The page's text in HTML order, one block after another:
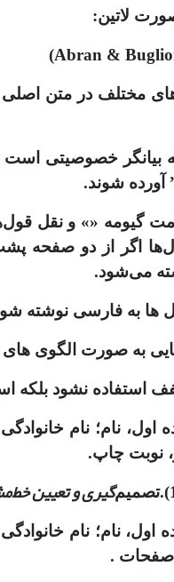
لاتین:
مختلف در متن اصلی
بیان­گر خصوصیتی
آورده شوند.
گیومه «» و نقل
اگر از دو
می‌شود.
استفاده نشود بلکه
اول، نام؛ نام
نوبت چاپ.
‌گیری و تعیین
اول، نام؛ نام
صفحات .